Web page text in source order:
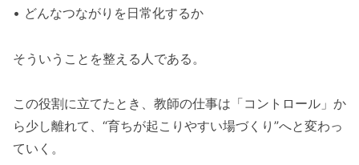
• どんなつながりを日常化するか
そういうことを整える人である。
この役割に立てたとき、教師の仕事は「コントロール」か
ら少し離れて、“育ちが起こりやすい場づくり”へと変わっ
ていく。